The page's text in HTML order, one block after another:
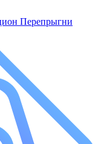
Перепрыгни